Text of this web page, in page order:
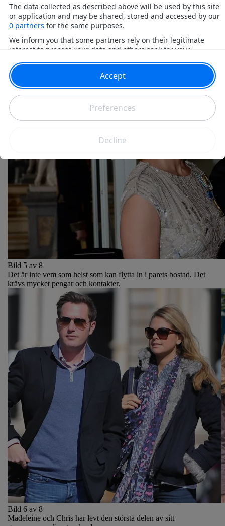
Bild 4 av 8
I dag har Madeleine och Chris tre barn.
Bild 5 av 8
Det är inte vem som helst som kan flytta in i parets bostad. Det
krävs mycket pengar och kontakter.
Bild 6 av 8
Madeleine och Chris har levt den största delen av sitt